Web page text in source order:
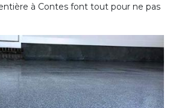
à Contes font tout pour ne pas